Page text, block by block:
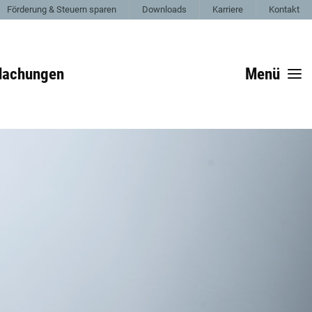
Förderung & Steuern sparen Downloads Karriere Kontakt
Menü